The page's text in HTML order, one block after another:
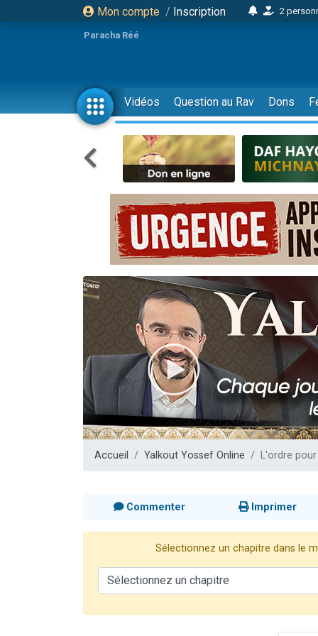
Mon compte / Inscription
2
23
Eva vient de
3 personnes
3
Odaya vient
2 personnes
13
12
Il reste
3 personnes
2
3
2
4
Paracha Réé
Vidéos Question au Rav Dons
Accueil Yalkout Yossef Online L'ordre
Commenter Imprimer
Sélectionnez un chapitre dans le